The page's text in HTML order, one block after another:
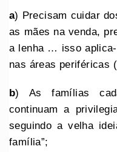
a) Precisam cuidar
as mães na venda,
a lenha … isso
nas áreas periféricas
b) As famílias
continuam a
seguindo a velha
família”;